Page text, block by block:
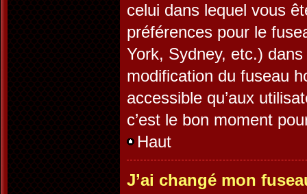
celui dans lequel vous
préférences pour le
York, Sydney, etc.)
modification du fuseau
accessible qu’aux
c’est le bon moment
Haut
J’ai changé mon